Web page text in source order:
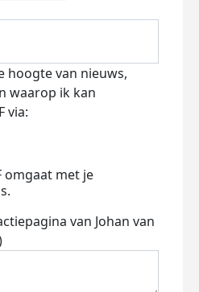
hoogte van nieuws,
waarop ik kan
via:
omgaat met je
van Johan van